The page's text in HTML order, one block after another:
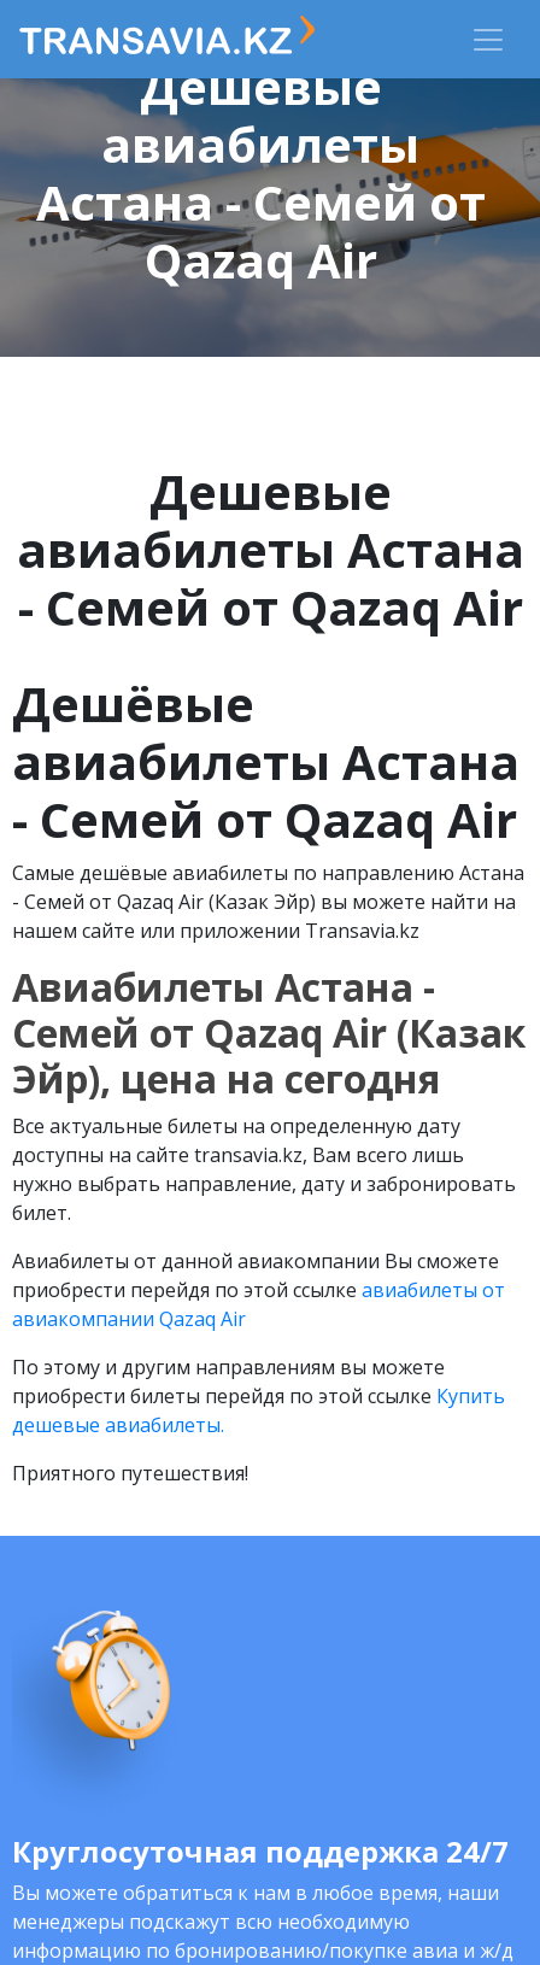
Дешевые
авиабилеты
Астана - Семей от
Qazaq Air
Дешевые
авиабилеты Астана
- Семей от Qazaq Air
Дешёвые
авиабилеты Астана
- Семей от Qazaq Air
Самые дешёвые авиабилеты по направлению Астана
- Семей от Qazaq Air (Казак Эйр) вы можете найти на
нашем сайте или приложении Transavia.kz
Авиабилеты Астана -
Семей от Qazaq Air (Казак
Эйр), цена на сегодня
Все актуальные билеты на определенную дату
доступны на сайте transavia.kz, Вам всего лишь
нужно выбрать направление, дату и забронировать
билет.
Авиабилеты от данной авиакомпании Вы сможете
приобрести перейдя по этой ссылке авиабилеты от
авиакомпании Qazaq Air
По этому и другим направлениям вы можете
приобрести билеты перейдя по этой ссылке Купить
дешевые авиабилеты.
Приятного путешествия!
Круглосуточная поддержка 24/7
Вы можете обратиться к нам в любое время, наши
менеджеры подскажут всю необходимую
информацию по бронированию/покупке авиа и ж/д